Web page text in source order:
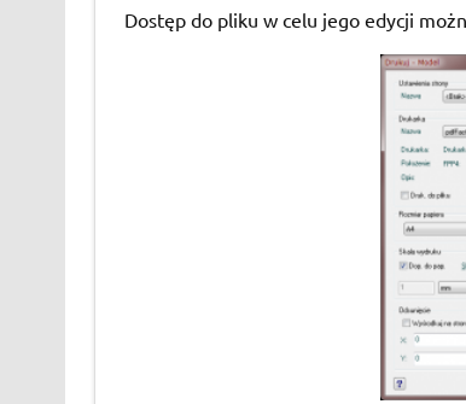
Dostęp do pliku w celu jego edycji